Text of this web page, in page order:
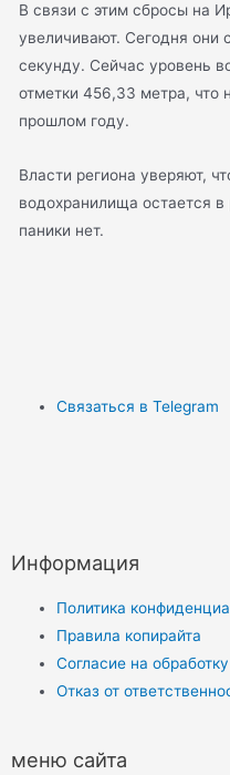
В связи с этим сбросы на
увеличивают. Сегодня они
секунду. Сейчас уровень
отметки 456,33 метра, что
прошлом году.
Власти региона уверяют,
водохранилища остается
паники нет.
Связаться в Telegram
Информация
Политика
Правила копирайта
Согласие на
Отказ от
меню сайта